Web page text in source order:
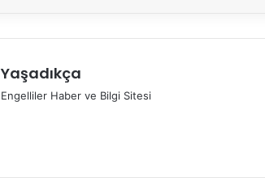
Yaşadıkça
Engelliler Haber ve Bilgi Sitesi